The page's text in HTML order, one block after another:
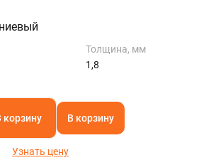
Толщина, мм
1,8
корзину В корзину
Узнать цену